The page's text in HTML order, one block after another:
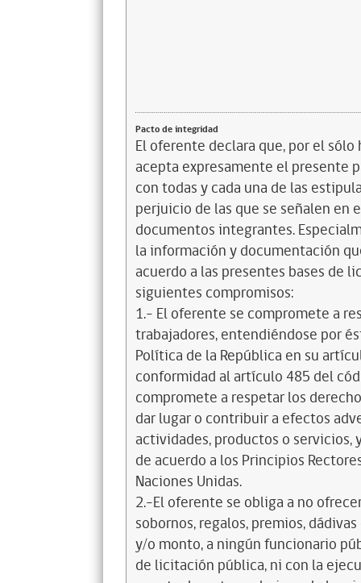
Pacto de integridad
El oferente declara que, por el
acepta expresamente el presente
con todas y cada una de las
perjuicio de las que se señalen en
documentos integrantes.
la información y documentación
acuerdo a las presentes bases de
siguientes compromisos:
1.- El oferente se compromete a
trabajadores, entendiéndose por
Política de la República en su
conformidad al artículo 485 del
compromete a respetar los
dar lugar o contribuir a efectos
actividades, productos o servicios,
de acuerdo a los Principios
Naciones Unidas.
2.-El oferente se obliga a no
sobornos, regalos, premios,
y/o monto, a ningún funcionario
de licitación pública, ni con la